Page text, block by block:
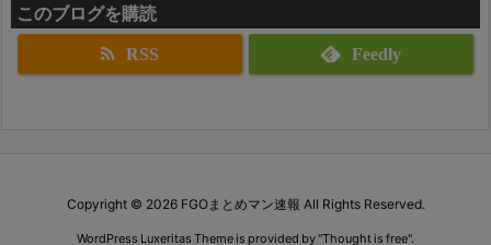
このブログを購読
RSS Feedly
Copyright © 2026 FGOまとめマン速報 All Rights Reserved.
WordPress Luxeritas Theme is provided by "Thought is free".